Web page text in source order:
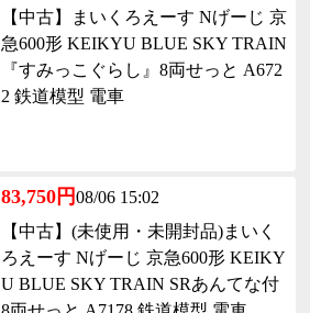
【中古】まいくろえーす Nげーじ 京
急600形 KEIKYU BLUE SKY TRAIN
『すみっこぐらし』8両せっと A672
2 鉄道模型 電車
83,750円08/06 15:02
【中古】(未使用・未開封品)まいく
ろえーす Nげーじ 京急600形 KEIKY
U BLUE SKY TRAIN SRあんてな付